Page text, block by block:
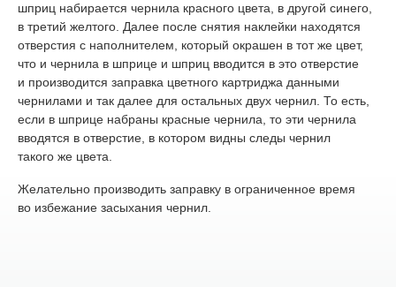
шприц набирается чернила красного цвета, в другой синего,
в третий желтого. Далее после снятия наклейки находятся
отверстия с наполнителем, который окрашен в тот же цвет,
что и чернила в шприце и шприц вводится в это отверстие
и производится заправка цветного картриджа данными
чернилами и так далее для остальных двух чернил. То есть,
если в шприце набраны красные чернила, то эти чернила
вводятся в отверстие, в котором видны следы чернил
такого же цвета.
Желательно производить заправку в ограниченное время
во избежание засыхания чернил.